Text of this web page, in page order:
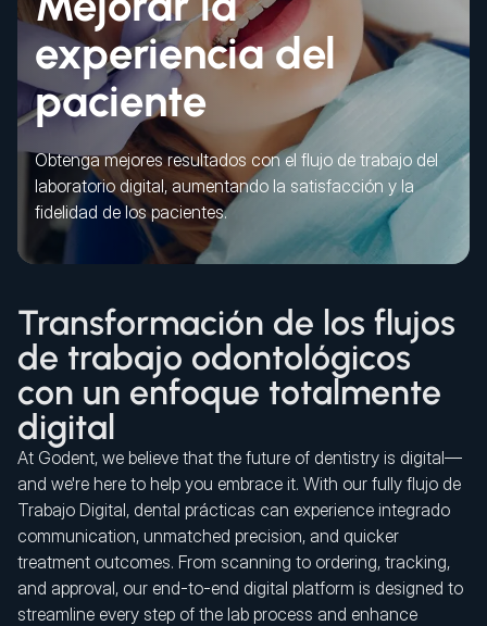
experiencia del
paciente
Obtenga mejores resultados con el flujo de trabajo del
laboratorio digital, aumentando la satisfacción y la
fidelidad de los pacientes.
Transformación de los flujos
de trabajo odontológicos
con un enfoque totalmente
digital
At Godent, we believe that the future of dentistry is digital—
and we're here to help you embrace it. With our fully flujo de
Trabajo Digital, dental prácticas can experience integrado
communication, unmatched precision, and quicker
treatment outcomes. From scanning to ordering, tracking,
and approval, our end-to-end digital platform is designed to
streamline every step of the lab process and enhance